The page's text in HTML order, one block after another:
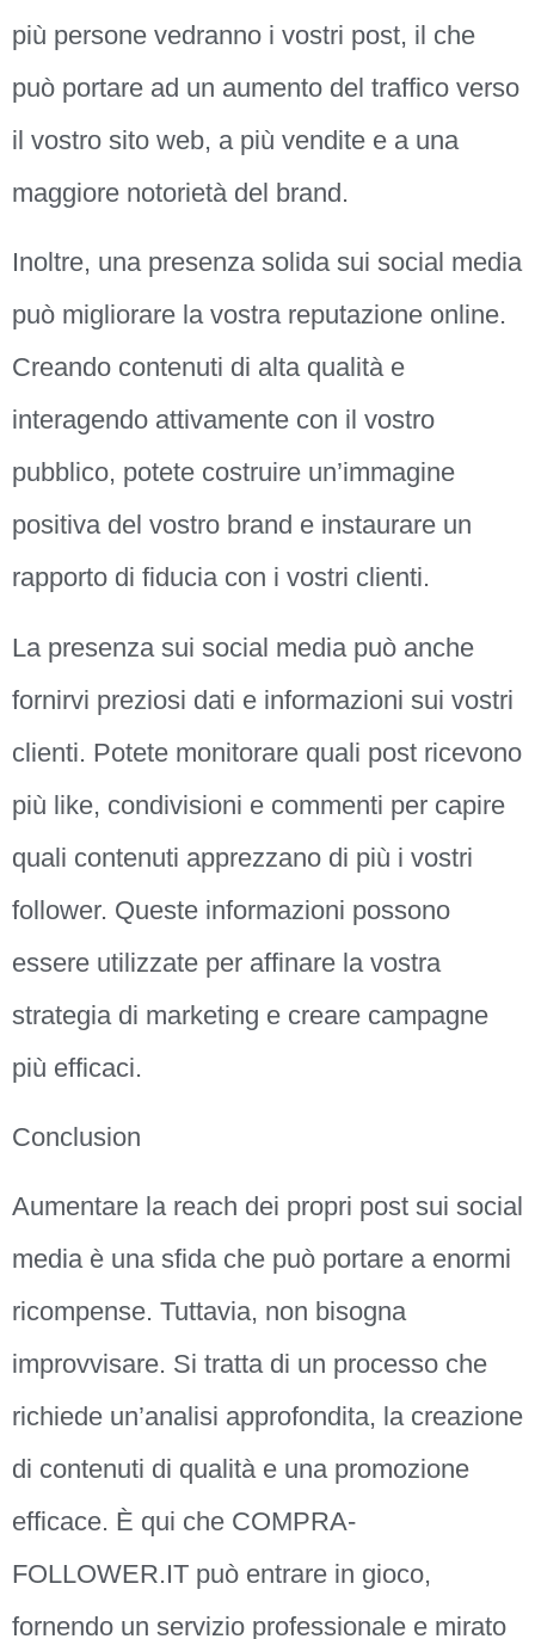
più persone vedranno i vostri post, il che
può portare ad un aumento del traffico verso
il vostro sito web, a più vendite e a una
maggiore notorietà del brand.
Inoltre, una presenza solida sui social media
può migliorare la vostra reputazione online.
Creando contenuti di alta qualità e
interagendo attivamente con il vostro
pubblico, potete costruire un’immagine
positiva del vostro brand e instaurare un
rapporto di fiducia con i vostri clienti.
La presenza sui social media può anche
fornirvi preziosi dati e informazioni sui vostri
clienti. Potete monitorare quali post ricevono
più like, condivisioni e commenti per capire
quali contenuti apprezzano di più i vostri
follower. Queste informazioni possono
essere utilizzate per affinare la vostra
strategia di marketing e creare campagne
più efficaci.
Conclusion
Aumentare la reach dei propri post sui social
media è una sfida che può portare a enormi
ricompense. Tuttavia, non bisogna
improvvisare. Si tratta di un processo che
richiede un’analisi approfondita, la creazione
di contenuti di qualità e una promozione
efficace. È qui che COMPRA-
FOLLOWER.IT può entrare in gioco,
fornendo un servizio professionale e mirato